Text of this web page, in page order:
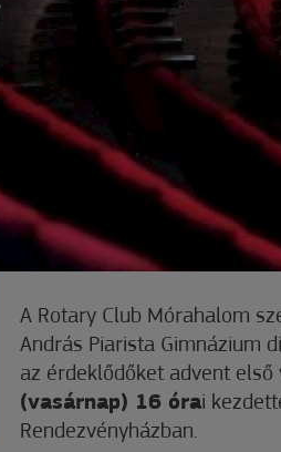
A Rotary Club Mórahalom
András Piarista Gimnázium
az érdeklődőket advent első
(vasárnap) 16 órai
Rendezvényházban.